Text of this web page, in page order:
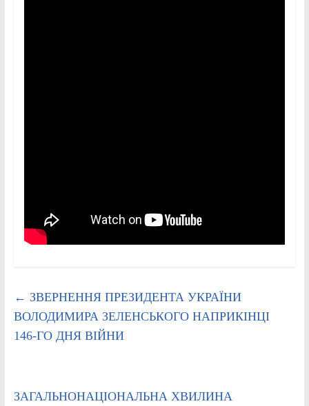
← ЗВЕРНЕННЯ ПРЕЗИДЕНТА УКРАЇНИ
ВОЛОДИМИРА ЗЕЛЕНСЬКОГО НАПРИКІНЦІ
146-ГО ДНЯ ВІЙНИ
ЗАГАЛЬНОНАЦІОНАЛЬНА ХВИЛИНА